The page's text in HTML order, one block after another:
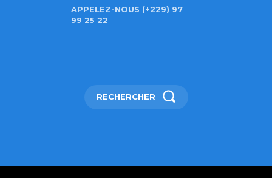
APPELEZ-NOUS (+229) 97
99 25 22
RECHERCHER